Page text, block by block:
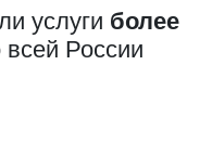
услуги более
всей России